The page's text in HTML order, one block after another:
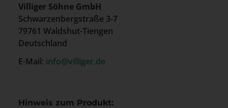
Villiger Söhne GmbH
Schwarzenbergstraße 3-7
79761 Waldshut-Tiengen
Deutschland
E-Mail: info@villiger.de
Hinweis zum Produkt: